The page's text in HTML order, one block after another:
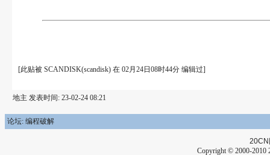
[此贴被 SCANDISK(scandisk) 在 02月24日08时44分 编辑过]
地主 发表时间: 23-02-24 08:21
论坛: 编程破解
20CN
Copyright © 2000-2010